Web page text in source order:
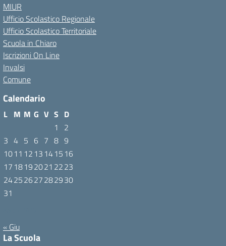
MIUR
Ufficio Scolastico Regionale
Ufficio Scolastico Territoriale
Scuola in Chiaro
Iscrizioni On Line
Invalsi
Comune
Calendario
L M M G V S D
1
2
3 4 5 6 7 8 9
1011 12 13 1415 16
17 18192021 2223
24252627282930
31
« Giu
La Scuola